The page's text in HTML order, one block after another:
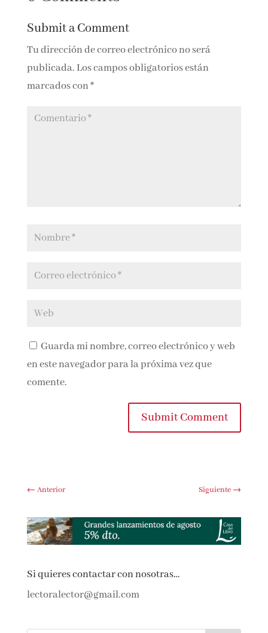
0 Comments
Submit a Comment
Tu dirección de correo electrónico no será
marcados con*
Guarda mi nombre, correo electrónico y
←Anterior Siguiente→
lectoralector@gmail.com